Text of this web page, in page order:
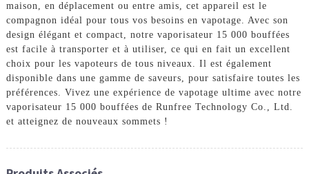
maison, en déplacement ou entre amis, cet appareil est le
compagnon idéal pour tous vos besoins en vapotage. Avec son
design élégant et compact, notre vaporisateur 15 000 bouffées
est facile à transporter et à utiliser, ce qui en fait un excellent
choix pour les vapoteurs de tous niveaux. Il est également
disponible dans une gamme de saveurs, pour satisfaire toutes les
préférences. Vivez une expérience de vapotage ultime avec notre
vaporisateur 15 000 bouffées de Runfree Technology Co., Ltd.
et atteignez de nouveaux sommets !